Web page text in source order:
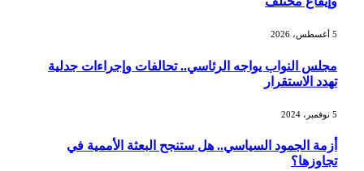
مجلس النواب يواجه الرئاسي.. تحالفات وإجراءات جدلية
تهدد الاستقرار
أزمة الجمود السياسي.. هل ستنجح البعثة الأممية في
تجاوزها؟